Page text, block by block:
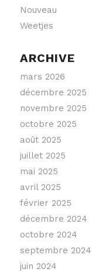
Nouveau
Weetjes
ARCHIVE
mars 2026
décembre 2025
novembre 2025
octobre 2025
août 2025
juillet 2025
mai 2025
avril 2025
février 2025
décembre 2024
octobre 2024
septembre 2024
juin 2024